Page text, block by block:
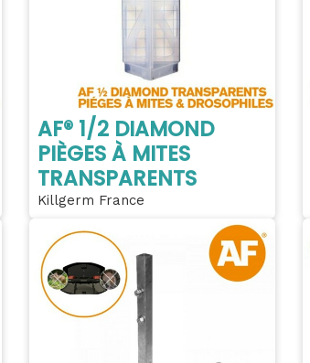
AF® 1/2 DIAMOND
PIÈGES À MITES
TRANSPARENTS
Killgerm France